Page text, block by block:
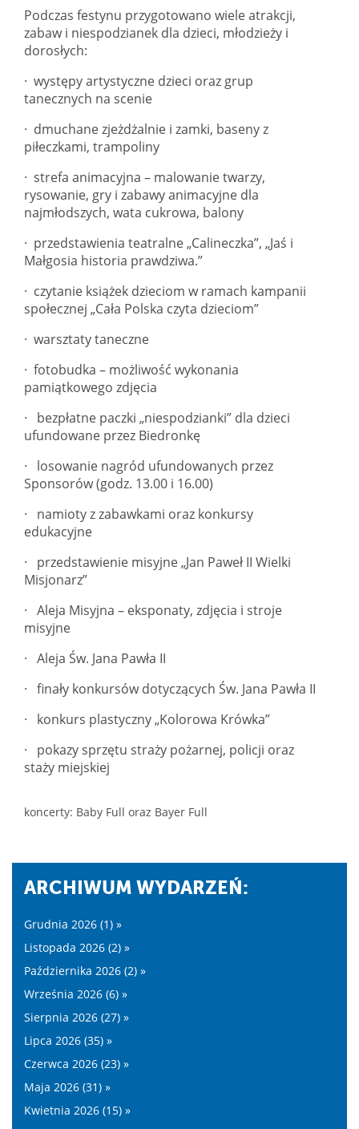
Podczas festynu przygotowano wiele atrakcji,
zabaw i niespodzianek dla dzieci, młodzieży i
dorosłych:
· występy artystyczne dzieci oraz grup
tanecznych na scenie
· dmuchane zjeżdżalnie i zamki, baseny z
piłeczkami, trampoliny
· strefa animacyjna – malowanie twarzy,
rysowanie, gry i zabawy animacyjne dla
najmłodszych, wata cukrowa, balony
· przedstawienia teatralne „Calineczka”, „Jaś i
Małgosia historia prawdziwa.”
· czytanie książek dzieciom w ramach kampanii
społecznej „Cała Polska czyta dzieciom”
· warsztaty taneczne
· fotobudka – możliwość wykonania
pamiątkowego zdjęcia
· bezpłatne paczki „niespodzianki” dla dzieci
ufundowane przez Biedronkę
· losowanie nagród ufundowanych przez
Sponsorów (godz. 13.00 i 16.00)
· namioty z zabawkami oraz konkursy
edukacyjne
· przedstawienie misyjne „Jan Paweł II Wielki
Misjonarz”
· Aleja Misyjna – eksponaty, zdjęcia i stroje
misyjne
· Aleja Św. Jana Pawła II
· finały konkursów dotyczących Św. Jana Pawła II
· konkurs plastyczny „Kolorowa Krówka”
· pokazy sprzętu straży pożarnej, policji oraz
staży miejskiej
koncerty: Baby Full oraz Bayer Full
ARCHIWUM WYDARZEŃ:
Grudnia 2026 (1) »
Listopada 2026 (2) »
Października 2026 (2) »
Września 2026 (6) »
Sierpnia 2026 (27) »
Lipca 2026 (35) »
Czerwca 2026 (23) »
Maja 2026 (31) »
Kwietnia 2026 (15) »